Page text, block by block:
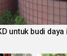
untuk budi daya